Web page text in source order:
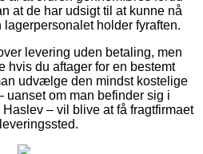
at de har udsigt til at kunne nå
holder fyraften.
levering uden betaling, men
hvis du aftager for en bestemt
udvælge den mindst kostelige
uanset om man befinder sig i
– vil blive at få fragtfirmaet